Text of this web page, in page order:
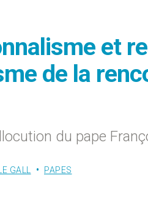
et
de la
du pape
GALL PAPES